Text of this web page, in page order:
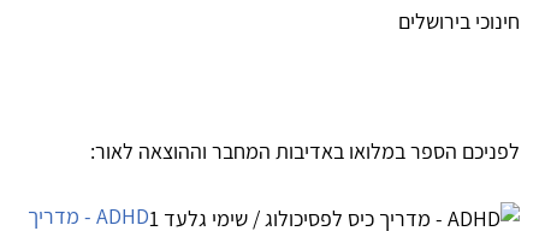
חינוכי בירושלים
לפניכם הספר במלואו באדיבות המחבר וההוצאה לאור:
ADHD - מדריך